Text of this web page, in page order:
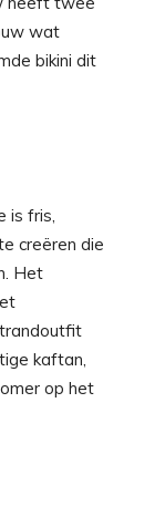
wat
bikini dit
is fris,
creëren die
Het
kaftan,
op het